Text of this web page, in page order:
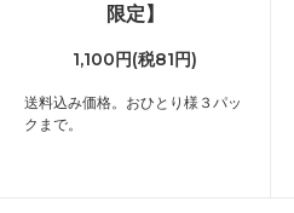
限定】
1,100円(税81円)
送料込み価格。おひとり様３パッ
クまで。